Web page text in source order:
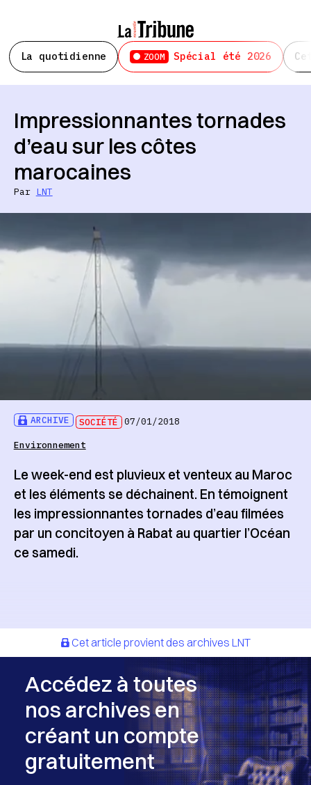
La quotidienne ZOOM Spécial été 2026
ARCHIVE SOCIÉTÉ 07/01/2018
Environnement
Impressionnantes tornades
d’eau sur les côtes
marocaines
Par LNT
Le week-end est pluvieux et venteux au Maroc
et les éléments se déchainent. En témoignent
les impressionnantes tornades d’eau filmées
par un concitoyen à Rabat au quartier l’Océan
ce samedi.
Cet article provient des archives LNT
Accédez à toutes
nos archives en
créant un compte
gratuitement